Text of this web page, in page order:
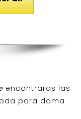
encontraras las
para dama